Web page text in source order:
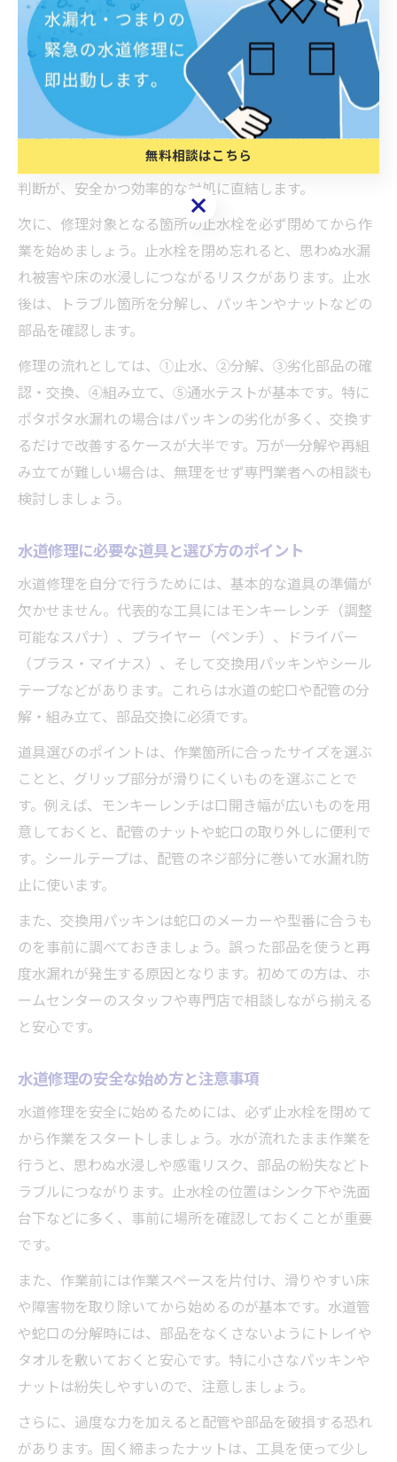
自分でできる水道修理の基本ステップ解説
水道修理を自分で行う際は、まず「どこで」「どのよう
な」トラブルが発生しているのかを正確に特定すること
が重要です。例えば、蛇口からのポタポタ水漏れや、水
道管のつなぎ目からの水漏れなど、故障箇所によって必
要な修理方法が異なります。自分で修理可能かどうかの
判断が、安全かつ効率的な対処に直結します。
次に、修理対象となる箇所の止水栓を必ず閉めてから作
業を始めましょう。止水栓を閉め忘れると、思わぬ水漏
れ被害や床の水浸しにつながるリスクがあります。止水
後は、トラブル箇所を分解し、パッキンやナットなどの
部品を確認します。
修理の流れとしては、①止水、②分解、③劣化部品の確
認・交換、④組み立て、⑤通水テストが基本です。特に
ポタポタ水漏れの場合はパッキンの劣化が多く、交換す
るだけで改善するケースが大半です。万が一分解や再組
み立てが難しい場合は、無理をせず専門業者への相談も
検討しましょう。
水道修理に必要な道具と選び方のポイント
水道修理を自分で行うためには、基本的な道具の準備が
欠かせません。代表的な工具にはモンキーレンチ（調整
可能なスパナ）、プライヤー（ペンチ）、ドライバー
（プラス・マイナス）、そして交換用パッキンやシール
テープなどがあります。これらは水道の蛇口や配管の分
解・組み立て、部品交換に必須です。
道具選びのポイントは、作業箇所に合ったサイズを選ぶ
ことと、グリップ部分が滑りにくいものを選ぶことで
す。例えば、モンキーレンチは口開き幅が広いものを用
意しておくと、配管のナットや蛇口の取り外しに便利で
す。シールテープは、配管のネジ部分に巻いて水漏れ防
止に使います。
また、交換用パッキンは蛇口のメーカーや型番に合うも
のを事前に調べておきましょう。誤った部品を使うと再
度水漏れが発生する原因となります。初めての方は、ホ
ームセンターのスタッフや専門店で相談しながら揃える
と安心です。
水道修理の安全な始め方と注意事項
水道修理を安全に始めるためには、必ず止水栓を閉めて
から作業をスタートしましょう。水が流れたまま作業を
行うと、思わぬ水浸しや感電リスク、部品の紛失などト
ラブルにつながります。止水栓の位置はシンク下や洗面
台下などに多く、事前に場所を確認しておくことが重要
です。
また、作業前には作業スペースを片付け、滑りやすい床
や障害物を取り除いてから始めるのが基本です。水道管
や蛇口の分解時には、部品をなくさないようにトレイや
タオルを敷いておくと安心です。特に小さなパッキンや
ナットは紛失しやすいので、注意しましょう。
さらに、過度な力を加えると配管や部品を破損する恐れ
があります。固く締まったナットは、工具を使って少し
無料相談はこちら
無料相談はこちら